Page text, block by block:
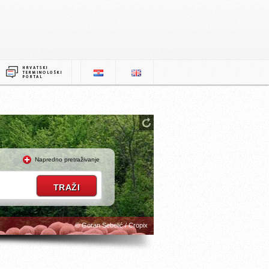
Napredno pretraživanje
© Goran Sebelić / Cropix